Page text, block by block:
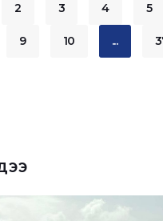
2 3 4 5
9 10 ...